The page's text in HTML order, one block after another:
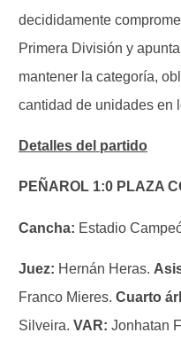
decididamente
Primera División y
mantener la categoría,
cantidad de unidades en
Detalles del partido
PEÑAROL 1:0 PLAZA
Cancha: Estadio
Juez: Hernán Heras.
Franco Mieres. Cuarto
Silveira. VAR: Jonhatan